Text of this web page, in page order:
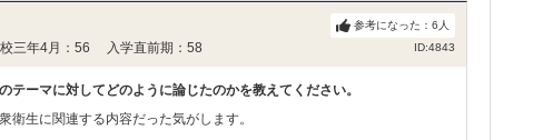
校三年4月：56 入学直前期：58 ID:4843
参考になった： 6 人
ーマに対してどのように論じたのかを教えてください。
衛生に関連する内容だった気がします。